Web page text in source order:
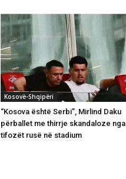
Kosovë-Shqipëri
“Kosova është Serbi”, Mirlind Daku
përballet me thirrje skandaloze nga
tifozët rusë në stadium